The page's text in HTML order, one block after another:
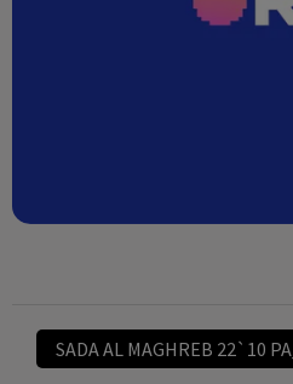
SADA AL MAGHREB 22`10 PA_